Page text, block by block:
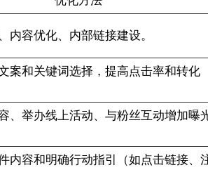
内容优化、内部链接建设。
案和关键词选择，提高点击率和转化
、举办线上活动、与粉丝互动增加曝
内容和明确行动指引（如点击链接、